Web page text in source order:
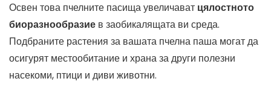
Освен това пчелните пасища увеличават цялостното
биоразнообразие в заобикалящата ви среда.
Подбраните растения за вашата пчелна паша могат да
осигурят местообитание и храна за други полезни
насекоми, птици и диви животни.